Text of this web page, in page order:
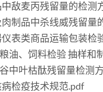
敌麦丙残留量的检测
制品中杀线威残留量
表类商品运输包装检
油、饲料检验 抽样和
中叶枯酞残留量检测
检疫技术规范.pdf